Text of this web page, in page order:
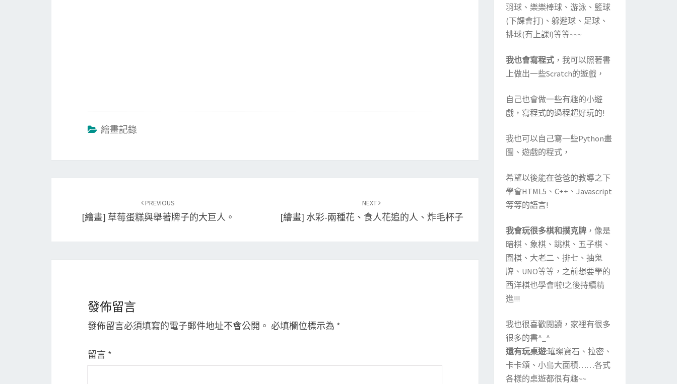
繪畫記錄
navigation
PREVIOUS
[繪畫] 草莓蛋糕與舉著牌子的大巨人。
NEXT
[繪畫] 水彩-兩種花、食人花追的人、炸毛杯子
發佈留言
發佈留言必須填寫的電子郵件地址不會公開。 必填欄位標示為 *
留言 *
羽球、樂樂棒球、游泳、籃球
(下課會打)、躲避球、足球、
排球(有上課!)等等~~~
我也會寫程式，我可以照著書
上做出一些Scratch的遊戲，
自己也會做一些有趣的小遊
戲，寫程式的過程超好玩的!
我也可以自己寫一些Python畫
圖、遊戲的程式，
希望以後能在爸爸的教導之下
學會HTML5、C++、Javascript
等等的語言!
我會玩很多棋和撲克牌，像是
暗棋、象棋、跳棋、五子棋、
圍棋、大老二、排七、抽鬼
牌、UNO等等，之前想要學的
西洋棋也學會啦!之後持續精
進!!!
我也很喜歡閱讀，家裡有很多
很多的書^_^
還有玩桌遊:璀璨寶石、拉密、
卡卡頌、小島大面積……各式
各樣的桌遊都很有趣~~